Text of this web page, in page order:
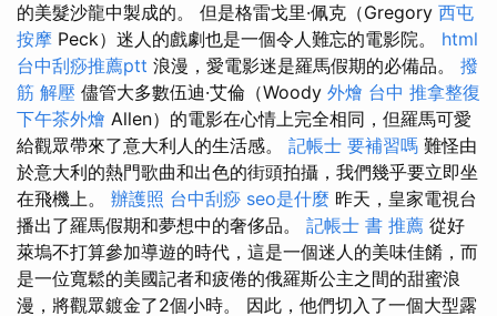
的美髮沙龍中製成的。 但是格雷戈里·佩克（Gregory 西屯
按摩 Peck）迷人的戲劇也是一個令人難忘的電影院。 html
台中刮痧推薦ptt 浪漫，愛電影迷是羅馬假期的必備品。 撥
筋 解壓 儘管大多數伍迪·艾倫（Woody 外燴 台中 推拿整復
下午茶外燴 Allen）的電影在心情上完全相同，但羅馬可愛
給觀眾帶來了意大利人的生活感。 記帳士 要補習嗎 難怪由
於意大利的熱門歌曲和出色的街頭拍攝，我們幾乎要立即坐
在飛機上。 辦護照 台中刮痧 seo是什麼 昨天，皇家電視台
播出了羅馬假期和夢想中的奢侈品。 記帳士 書 推薦 從好
萊塢不打算參加導遊的時代，這是一個迷人的美味佳餚，而
是一位寬鬆的美國記者和疲倦的俄羅斯公主之間的甜蜜浪
漫，將觀眾鍍金了2個小時。 因此，他們切入了一個大型露